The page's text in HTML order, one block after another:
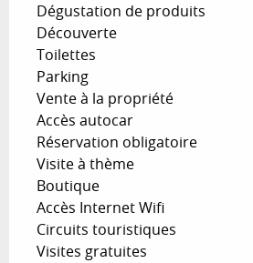
Dégustation de produits
Découverte
Toilettes
Parking
Vente à la propriété
Accès autocar
Réservation obligatoire
Visite à thème
Boutique
Accès Internet Wifi
Circuits touristiques
Visites gratuites